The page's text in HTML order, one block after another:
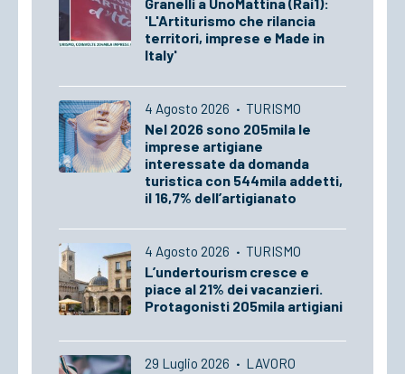
'L'Artiturismo che rilancia
territori, imprese e Made in
Italy'
4 Agosto 2026 · TURISMO
Nel 2026 sono 205mila le
imprese artigiane
interessate da domanda
turistica con 544mila addetti,
il 16,7% dell’artigianato
4 Agosto 2026 · TURISMO
L’undertourism cresce e
piace al 21% dei vacanzieri.
Protagonisti 205mila artigiani
29 Luglio 2026 · LAVORO